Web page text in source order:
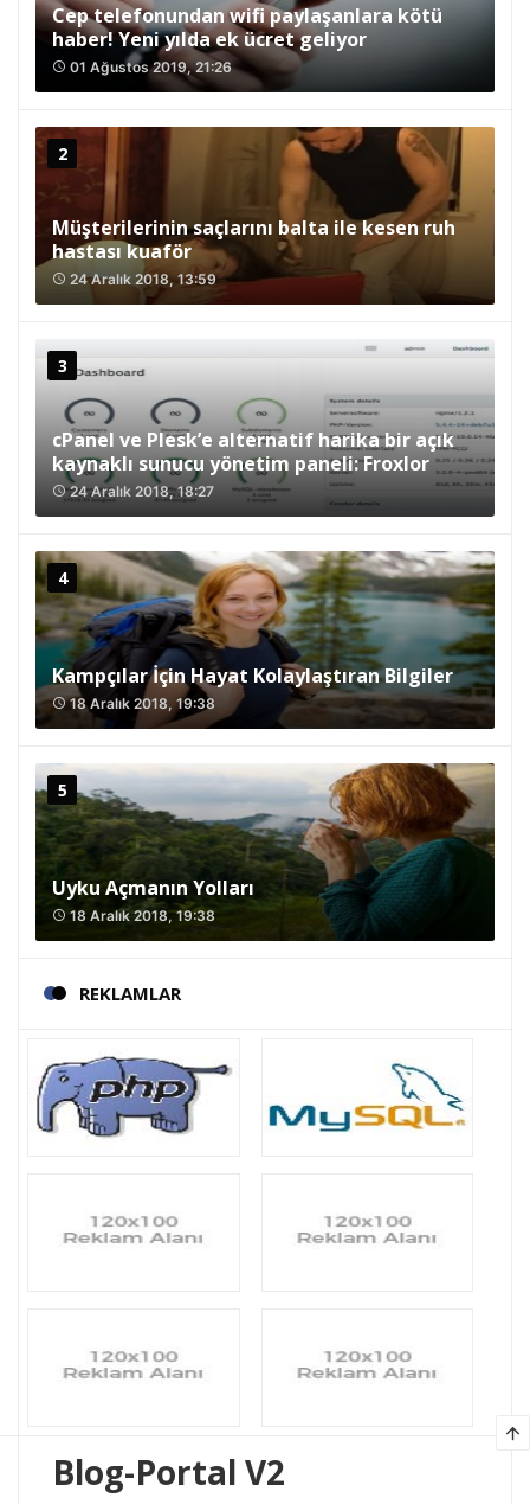
Cep telefonundan wifi paylaşanlara kötü
haber! Yeni yılda ek ücret geliyor
access_time 01 Ağustos 2019, 21:26
Müşterilerinin saçlarını balta ile kesen ruh
hastası kuaför
access_time 24 Aralık 2018, 13:59
cPanel ve Plesk’e alternatif harika bir açık
kaynaklı sunucu yönetim paneli: Froxlor
access_time24 Aralık 2018, 18:27
Kampçılar İçin Hayat Kolaylaştıran Bilgiler
access_time18 Aralık 2018, 19:38
Uyku Açmanın Yolları
access_time 18 Aralık 2018, 19:38
REKLAMLAR
Blog-Portal V2
arrow_upward